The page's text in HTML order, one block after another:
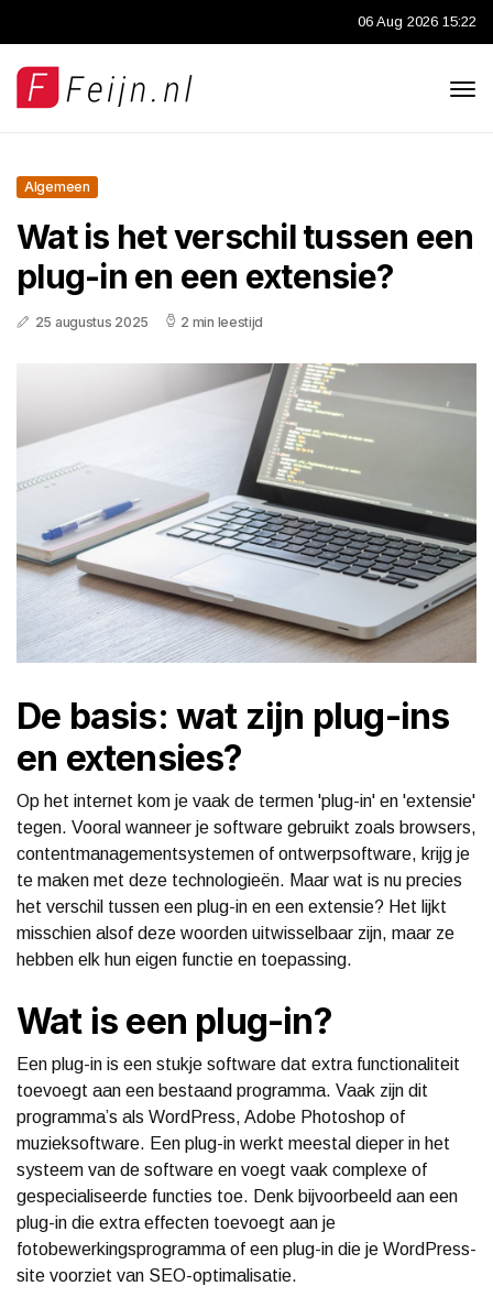
06 Aug 2026 15:22
Algemeen
Wat is het verschil tussen een
plug-in en een extensie?
25 augustus 2025 2 min leestijd
De basis: wat zijn plug-ins
en extensies?
Op het internet kom je vaak de termen 'plug-in' en 'extensie'
tegen. Vooral wanneer je software gebruikt zoals browsers,
contentmanagementsystemen of ontwerpsoftware, krijg je
te maken met deze technologieën. Maar wat is nu precies
het verschil tussen een plug-in en een extensie? Het lijkt
misschien alsof deze woorden uitwisselbaar zijn, maar ze
hebben elk hun eigen functie en toepassing.
Wat is een plug-in?
Een plug-in is een stukje software dat extra functionaliteit
toevoegt aan een bestaand programma. Vaak zijn dit
programma’s als WordPress, Adobe Photoshop of
muzieksoftware. Een plug-in werkt meestal dieper in het
systeem van de software en voegt vaak complexe of
gespecialiseerde functies toe. Denk bijvoorbeeld aan een
plug-in die extra effecten toevoegt aan je
fotobewerkingsprogramma of een plug-in die je WordPress-
site voorziet van SEO-optimalisatie.